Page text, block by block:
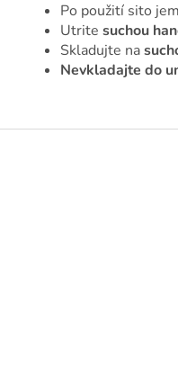
Po použití sito
Utrite suchou
Skladujte na
Nevkladajte do